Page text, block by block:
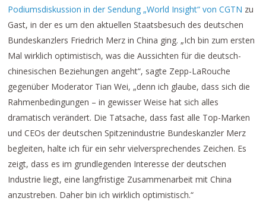
Podiumsdiskussion in der Sendung „World Insight“ von CGTN zu
Gast, in der es um den aktuellen Staatsbesuch des deutschen
Bundeskanzlers Friedrich Merz in China ging. „Ich bin zum ersten
Mal wirklich optimistisch, was die Aussichten für die deutsch-
chinesischen Beziehungen angeht“, sagte Zepp-LaRouche
gegenüber Moderator Tian Wei, „denn ich glaube, dass sich die
Rahmenbedingungen – in gewisser Weise hat sich alles
dramatisch verändert. Die Tatsache, dass fast alle Top-Marken
und CEOs der deutschen Spitzenindustrie Bundeskanzler Merz
begleiten, halte ich für ein sehr vielversprechendes Zeichen. Es
zeigt, dass es im grundlegenden Interesse der deutschen
Industrie liegt, eine langfristige Zusammenarbeit mit China
anzustreben. Daher bin ich wirklich optimistisch.“